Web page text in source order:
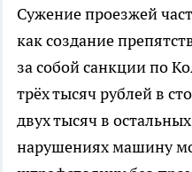
Сужение проезжей
как создание
за собой санкции по
трёх тысяч рублей в
двух тысяч в
нарушениях машину